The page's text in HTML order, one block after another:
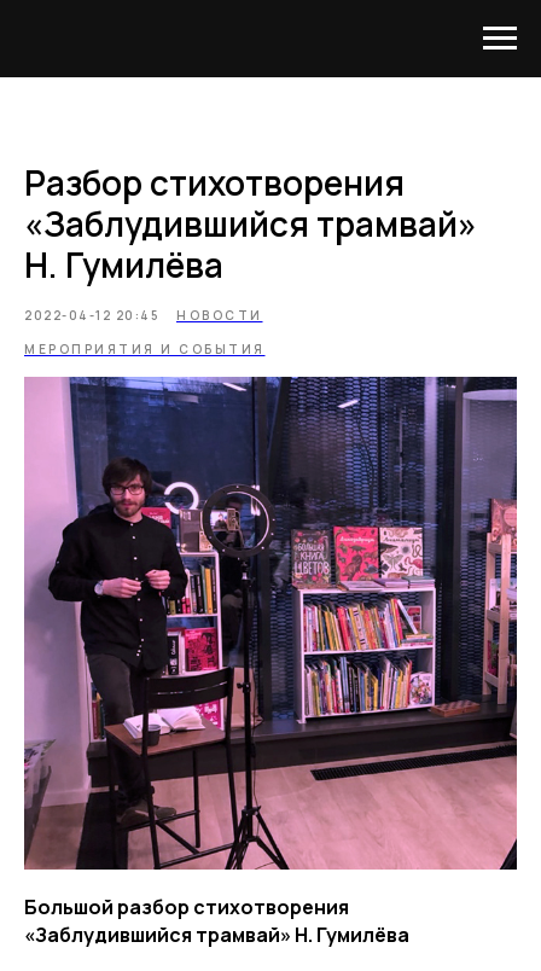
Разбор стихотворения
«Заблудившийся трамвай»
Н. Гумилёва
2022-04-12 20:45
НОВОСТИ
МЕРОПРИЯТИЯ И СОБЫТИЯ
Большой разбор стихотворения
«Заблудившийся трамвай» Н. Гумилёва